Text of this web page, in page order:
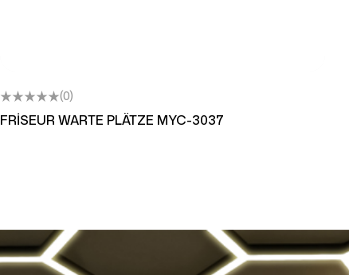
(0)
FRİSEUR WARTE PLÄTZE MYC-3037